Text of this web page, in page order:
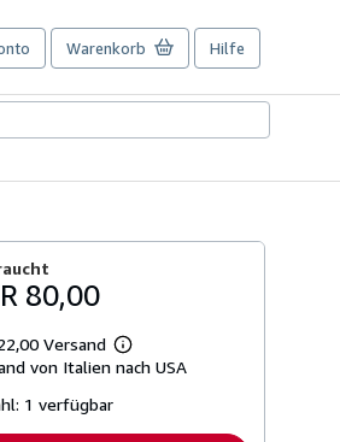
Warenkorb Hilfe
80,00
Versand
Weitere
Informationen
von Italien nach USA
1 verfügbar